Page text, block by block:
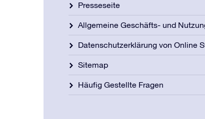
Presseseite
Allgemeine Geschäfts- und
Datenschutzerklärung von Online
Sitemap
Häufig Gestellte Fragen